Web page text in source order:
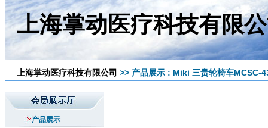
上海掌动医疗科技有限
上海掌动医疗科技有限公司 >> 产品展示 : Miki 三贵轮椅车MCSC-
产品展示